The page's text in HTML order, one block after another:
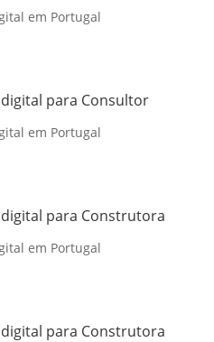
em Portugal
para Consultor
em Portugal
para Construtora
em Portugal
para Construtora